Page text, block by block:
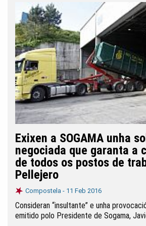
Exixen a SOGAMA unha
negociada que garanta a
de todos os postos de
Pellejero
Compostela - 11 Feb 2016
Consideran “insultante” e unha
emitido polo Presidente de Sogama,